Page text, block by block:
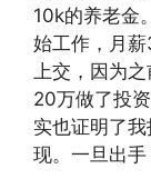
10k的养老金
始工作，月
上交，因为
20万做了投
实也证明了
现。一旦出手